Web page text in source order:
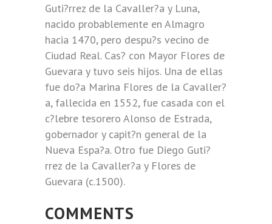
Guti?rrez de la Cavaller?a y Luna,
nacido probablemente en Almagro
hacia 1470, pero despu?s vecino de
Ciudad Real. Cas? con Mayor Flores de
Guevara y tuvo seis hijos. Una de ellas
fue do?a Marina Flores de la Cavaller?
a, fallecida en 1552, fue casada con el
c?lebre tesorero Alonso de Estrada,
gobernador y capit?n general de la
Nueva Espa?a. Otro fue Diego Guti?
rrez de la Cavaller?a y Flores de
Guevara (c.1500).
COMMENTS